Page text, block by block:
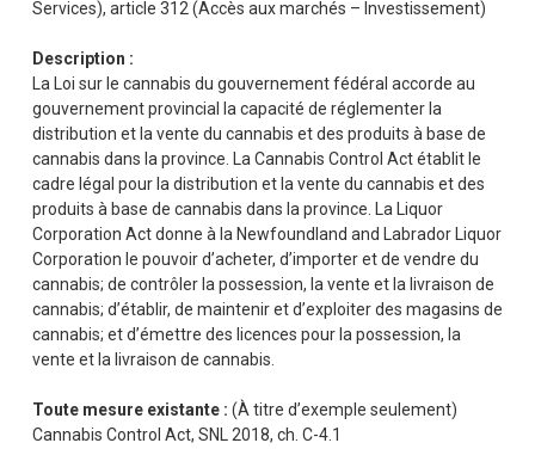
Services), article 312 (Accès aux marchés – Investissement)
Description :
La Loi sur le cannabis du gouvernement fédéral accorde au
gouvernement provincial la capacité de réglementer la
distribution et la vente du cannabis et des produits à base de
cannabis dans la province. La Cannabis Control Act établit le
cadre légal pour la distribution et la vente du cannabis et des
produits à base de cannabis dans la province. La Liquor
Corporation Act donne à la Newfoundland and Labrador Liquor
Corporation le pouvoir d’acheter, d’importer et de vendre du
cannabis; de contrôler la possession, la vente et la livraison de
cannabis; d’établir, de maintenir et d’exploiter des magasins de
cannabis; et d’émettre des licences pour la possession, la
vente et la livraison de cannabis.
Toute mesure existante : (À titre d’exemple seulement)
Cannabis Control Act, SNL 2018, ch. C-4.1